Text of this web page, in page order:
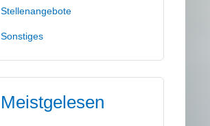
Stellenangebote
Sonstiges
Meistgelesen